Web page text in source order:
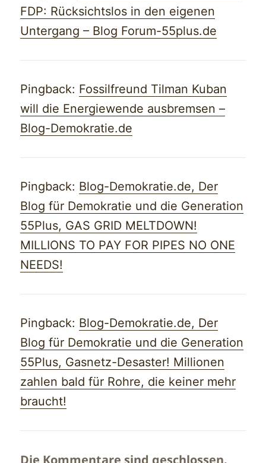
FDP: Rücksichtslos in den eigenen
Untergang – Blog Forum-55plus.de
Pingback: Fossilfreund Tilman Kuban
will die Energiewende ausbremsen –
Blog-Demokratie.de
Pingback: Blog-Demokratie.de, Der
Blog für Demokratie und die Generation
55Plus, GAS GRID MELTDOWN!
MILLIONS TO PAY FOR PIPES NO ONE
NEEDS!
Pingback: Blog-Demokratie.de, Der
Blog für Demokratie und die Generation
55Plus, Gasnetz-Desaster! Millionen
zahlen bald für Rohre, die keiner mehr
braucht!